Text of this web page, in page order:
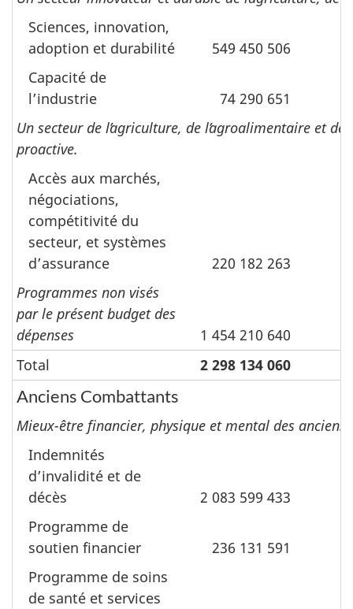
Sciences, innovation,
adoption et durabilité
549 450 506
Capacité de
lʼindustrie
74 290 651
Un secteur de lʼagriculture, de lʼagroalimentaire et
proactive.
Accès aux marchés,
négociations,
compétitivité du
secteur, et systèmes
dʼassurance
220 182 263
Programmes non visés
par le présent budget des
dépenses
1 454 210 640
Total
2 298 134 060
Anciens Combattants
Mieux-être financier, physique et mental des
Indemnités
dʼinvalidité et de
décès
2 083 599 433
Programme de
soutien financier
236 131 591
Programme de soins
de santé et services